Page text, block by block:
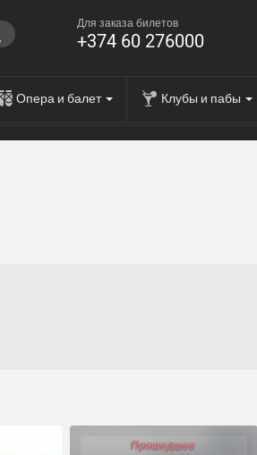
Для заказа билетов
+374 60 276000
Опера и балет Клубы и пабы
Прошедшее